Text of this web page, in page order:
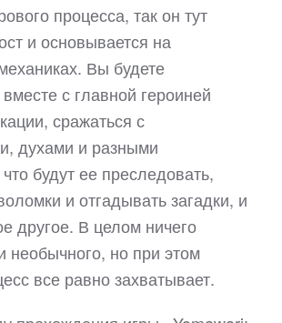
процесса, так он тут
и основывается на
Вы будете
с главной героиней
сражаться с
духами и разными
будут ее преследовать,
и отгадывать загадки, и
другое. В целом ничего
необычного, но при этом
все равно захватывает.